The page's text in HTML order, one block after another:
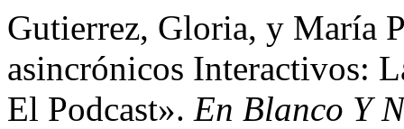
Gutierrez, Gloria, y María
asincrónicos Interactivos:
El Podcast». En Blanco Y